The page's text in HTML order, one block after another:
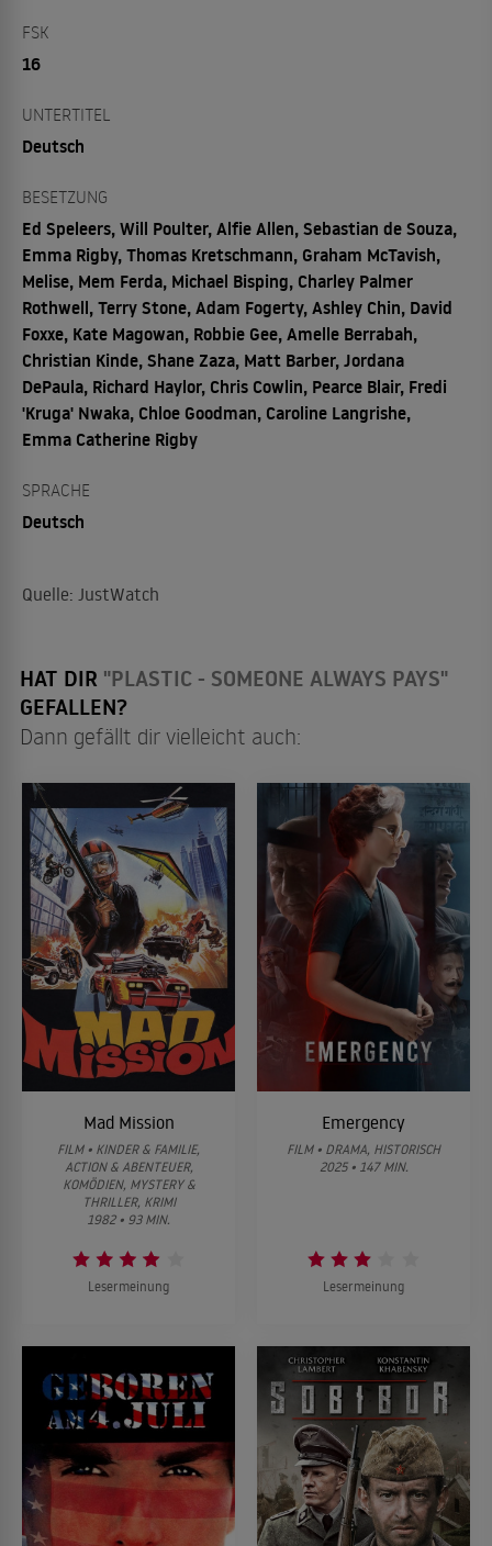
FSK
16
UNTERTITEL
Deutsch
BESETZUNG
Ed Speleers, Will Poulter, Alfie Allen, Sebastian de Souza,
Emma Rigby, Thomas Kretschmann, Graham McTavish,
Melise, Mem Ferda, Michael Bisping, Charley Palmer
Rothwell, Terry Stone, Adam Fogerty, Ashley Chin, David
Foxxe, Kate Magowan, Robbie Gee, Amelle Berrabah,
Christian Kinde, Shane Zaza, Matt Barber, Jordana
DePaula, Richard Haylor, Chris Cowlin, Pearce Blair, Fredi
'Kruga' Nwaka, Chloe Goodman, Caroline Langrishe,
Emma Catherine Rigby
SPRACHE
Deutsch
Quelle: JustWatch
HAT DIR "PLASTIC - SOMEONE ALWAYS PAYS"
GEFALLEN?
Dann gefällt dir vielleicht auch:
Mad Mission
FILM • KINDER & FAMILIE,
ACTION & ABENTEUER,
KOMÖDIEN, MYSTERY &
THRILLER, KRIMI
1982 • 93 MIN.
Lesermeinung
Emergency
FILM • DRAMA, HISTORISCH
2025 • 147 MIN.
Lesermeinung